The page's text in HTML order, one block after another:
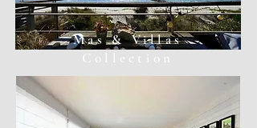
Mas & Villas
Collection